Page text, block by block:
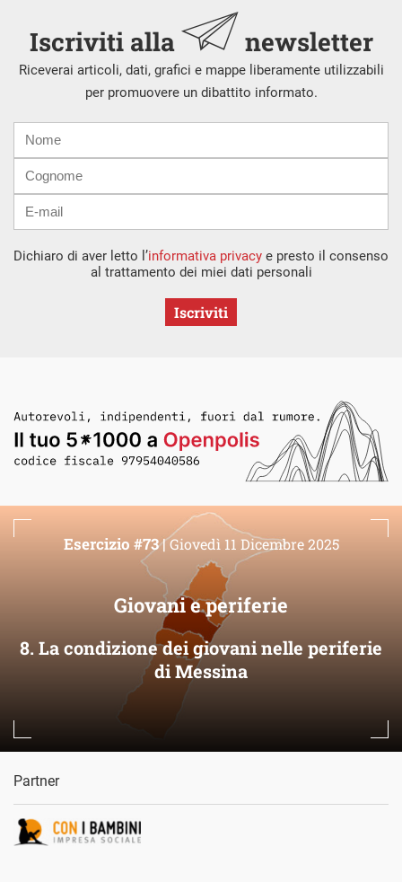
Iscriviti alla newsletter
Riceverai articoli, dati, grafici e mappe liberamente utilizzabili
per promuovere un dibattito informato.
mail
Dichiaro di aver letto l’informativa privacy e presto il consenso
al trattamento dei miei dati personali
Iscriviti
Giovani e periferie
8. La condizione dei giovani nelle periferie
di Messina
Esercizio #73 |Giovedì 11 Dicembre 2025
Partner